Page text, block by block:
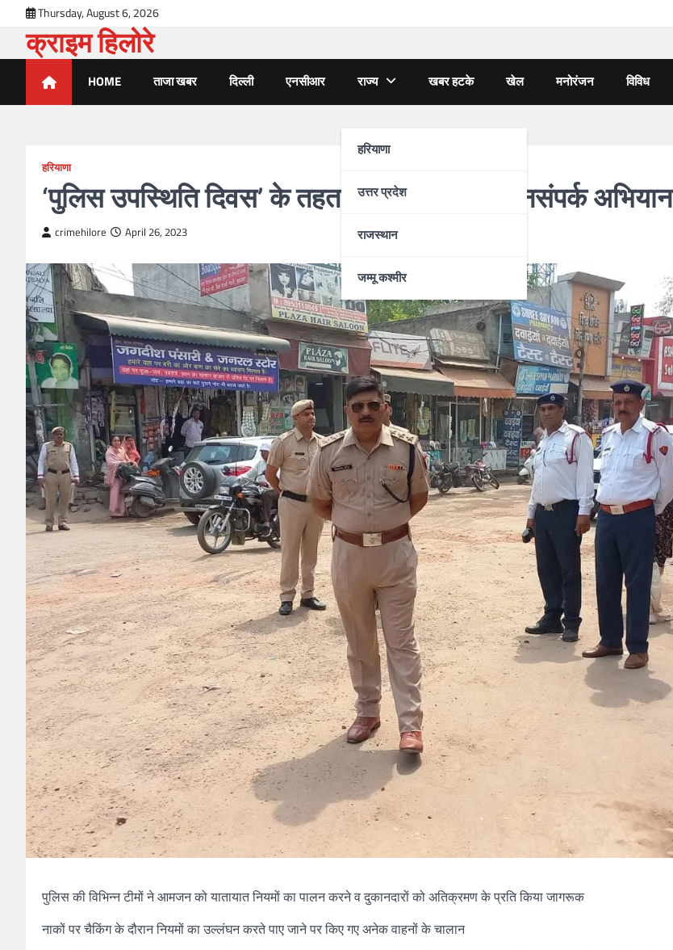
Thursday, August 6, 2026
क्राइम हिलोरे
HOME ताजा खबर दिल्ली एनसीआर राज्य
हरियाणा
उत्तर प्रदेश
राजस्थान
जम्मू कश्मीर
खबर हटके खेल मनोरंजन विविध
हरियाणा
‘पुलिस उपस्थिति दिवस’ के तहत पुलिस ने चलाया जनसंपर्क अभियान
crimehilore April 26, 2023
पुलिस की विभिन्न टीमों ने आमजन को यातायात नियमों का पालन करने व दुकानदारों को अतिक्रमण के प्रति किया जागरूक
नाकों पर चैकिंग के दौरान नियमों का उल्लंघन करते पाए जाने पर किए गए अनेक वाहनों के चालान